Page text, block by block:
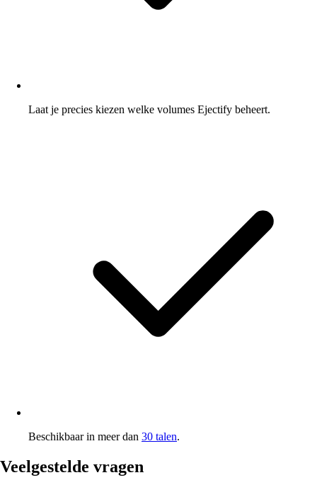
Laat je precies kiezen welke volumes Ejectify beheert.
Beschikbaar in meer dan 30 talen.
Veelgestelde vragen